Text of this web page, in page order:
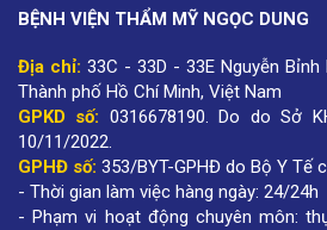
BỆNH VIỆN THẨM MỸ NGỌC DUNG
Địa chỉ: 33C - 33D - 33E Nguyễn Bỉnh
Thành phố Hồ Chí Minh, Việt Nam
GPKD số: 0316678190. Do do Sở
10/11/2022.
GPHĐ số: 353/BYT-GPHĐ do Bộ Y Tế
- Thời gian làm việc hàng ngày: 24/24h
- Phạm vi hoạt động chuyên môn: